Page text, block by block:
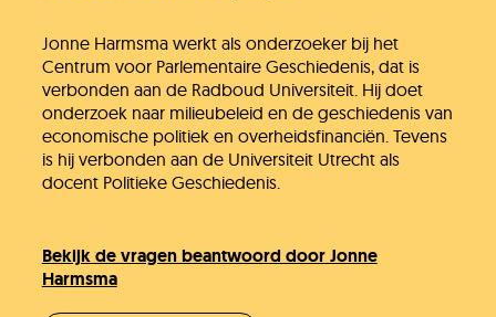
Jonne Harmsma werkt als onderzoeker bij het
Centrum voor Parlementaire Geschiedenis, dat is
verbonden aan de Radboud Universiteit. Hij doet
onderzoek naar milieubeleid en de geschiedenis van
economische politiek en overheidsfinanciën. Tevens
is hij verbonden aan de Universiteit Utrecht als
docent Politieke Geschiedenis.
Bekijk de vragen beantwoord door Jonne
Harmsma
KlimaatLesSnacks
Onze organisatie
KH Kids